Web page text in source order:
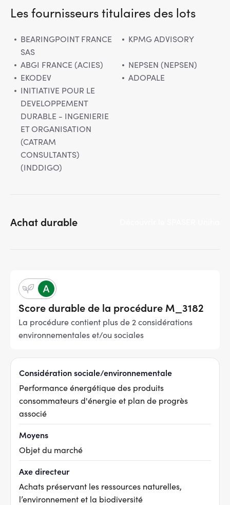
Les fournisseurs titulaires des lots
BEARINGPOINT FRANCE
SAS
KPMG ADVISORY
ABGI FRANCE (ACIES)
NEPSEN (NEPSEN)
EKODEV
ADOPALE
INITIATIVE POUR LE
DEVELOPPEMENT
DURABLE - INGENIERIE
ET ORGANISATION
(CATRAM
CONSULTANTS)
(INDDIGO)
Achat durable
Score durable de la procédure M_3182
La procédure contient plus de 2 considérations
environnementales et/ou sociales
Considération sociale/environnementale
Performance énergétique des produits
consommateurs d'énergie et plan de progrès
associé
Moyens
Objet du marché
Axe directeur
Achats préservant les ressources naturelles,
l’environnement et la biodiversité